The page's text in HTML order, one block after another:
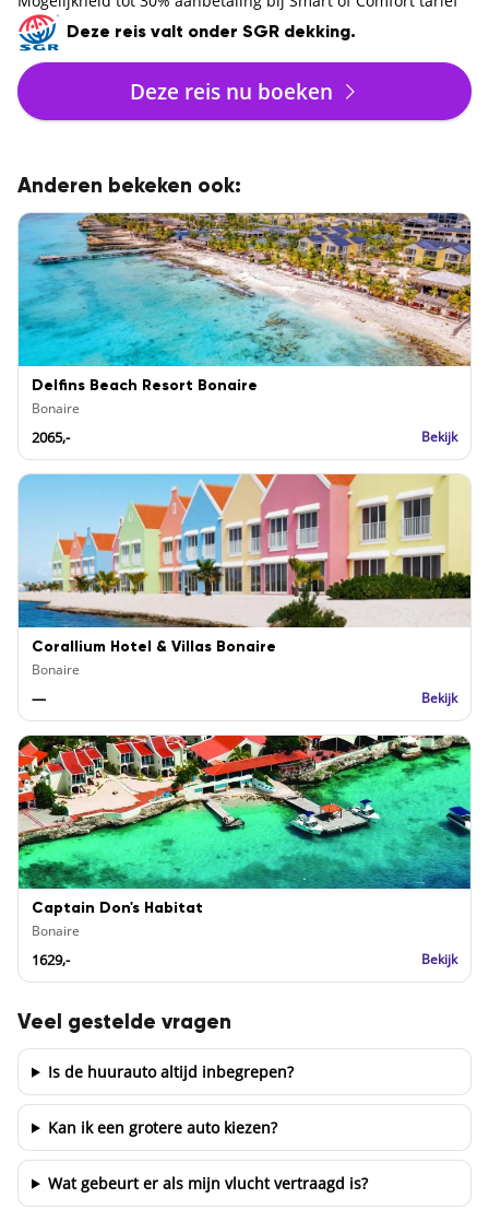
Deze reis valt onder SGR dekking.
Deze reis nu boeken
Anderen bekeken ook:
Delfins Beach Resort Bonaire
Bonaire
2065,- Bekijk
Corallium Hotel & Villas Bonaire
Bonaire
— Bekijk
Captain Don's Habitat
Bonaire
1629,- Bekijk
Veel gestelde vragen
Is de huurauto altijd inbegrepen?
Kan ik een grotere auto kiezen?
Wat gebeurt er als mijn vlucht vertraagd is?